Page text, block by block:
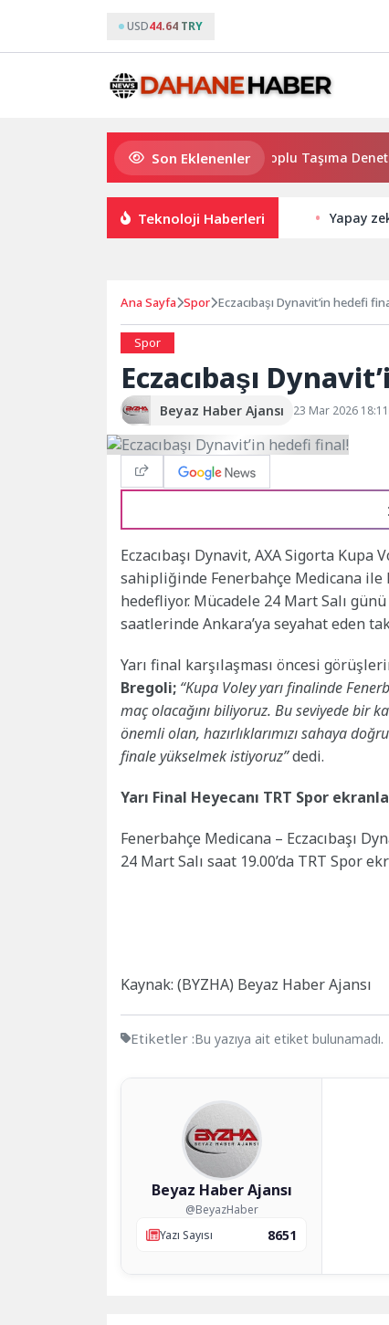
USD44.64 TRY
Son Eklenenler
Konya Büyükşehir Zabıtası Toplu Taşıma
Teknoloji Haberleri Yapay
Ana Sayfa Spor Eczacıbaşı Dynavit’in hedefi
Spor
Eczacıbaşı
Beyaz Haber Ajansı 23 Mar 2026 18:11
Eczacıbaşı Dynavit, AXA Sigorta Kupa
sahipliğinde Fenerbahçe Medicana ile
hedefliyor. Mücadele 24 Mart Salı
saatlerinde Ankara’ya seyahat eden
Yarı final karşılaşması öncesi
Bregoli; “Kupa Voley yarı finalinde
maç olacağını biliyoruz. Bu seviyede bir
önemli olan, hazırlıklarımızı sahaya
finale yükselmek istiyoruz”dedi.
Yarı Final Heyecanı TRT Spor
Fenerbahçe Medicana – Eczacıbaşı
24 Mart Salı saat 19.00’da TRT Spor
Kaynak: (BYZHA) Beyaz Haber Ajansı
Etiketler :Bu yazıya ait etiket bulunamadı.
Beyaz Haber Ajansı
@BeyazHaber
Yazı Sayısı
8651